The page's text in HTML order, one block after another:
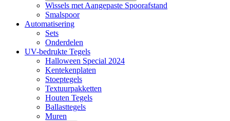
Wissels met Aangepaste Spoorafstand
Smalspoor
Automatisering
Sets
Onderdelen
UV-bedrukte Tegels
Halloween Special 2024
Kentekenplaten
Stoeptegels
Textuurpakketten
Houten Tegels
Ballasttegels
Muren